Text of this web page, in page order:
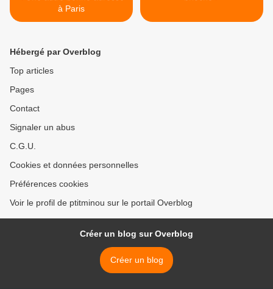
à Paris
Hébergé par Overblog
Top articles
Pages
Contact
Signaler un abus
C.G.U.
Cookies et données personnelles
Préférences cookies
Voir le profil de ptitminou sur le portail Overblog
Créer un blog sur Overblog
Créer un blog